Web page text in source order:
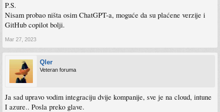
P.S.
Nisam probao ništa osim ChatGPT-a, moguće da su plaćene verzije i
GitHub copilot bolji.
Mar 27, 2023
Qler
Veteran foruma
Ja sad upravo vodim integraciju dvije kompanije, sve je na cloud, intune
I azure.. Posla preko glave.